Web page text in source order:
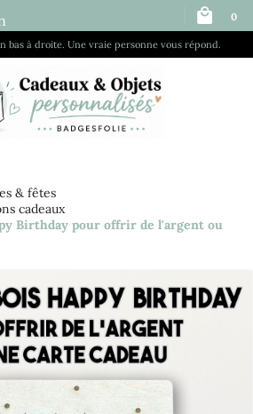
bas à droite. Une vraie personne vous répond.
0
& fêtes
cadeaux
Birthday pour offrir de l'argent ou